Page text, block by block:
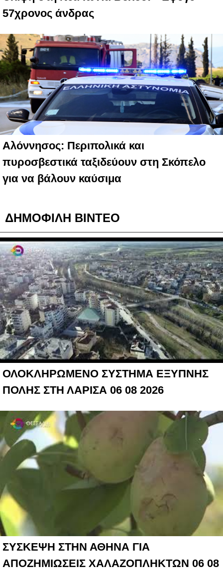
57χρονος άνδρας
Αλόννησος: Περιπολικά και
πυροσβεστικά ταξιδεύουν στη Σκόπελο
για να βάλουν καύσιμα
ΔΗΜΟΦΙΛΗ ΒΙΝΤΕΟ
ΟΛΟΚΛΗΡΩΜΕΝΟ ΣΥΣΤΗΜΑ ΕΞΥΠΝΗΣ
ΠΟΛΗΣ ΣΤΗ ΛΑΡΙΣΑ 06 08 2026
ΣΥΣΚΕΨΗ ΣΤΗΝ ΑΘΗΝΑ ΓΙΑ
ΑΠΟΖΗΜΙΩΣΕΙΣ ΧΑΛΑΖΟΠΛΗΚΤΩΝ 06 08